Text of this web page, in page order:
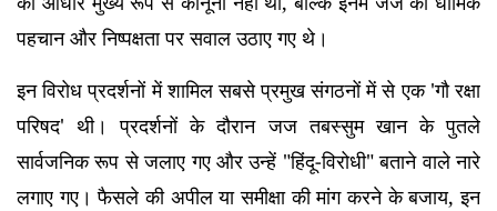
पहचान और निष्पक्षता पर सवाल उठाए गए थे।
इन विरोध प्रदर्शनों में शामिल सबसे प्रमुख संगठनों में से एक 'गौ रक्षा
परिषद' थी। प्रदर्शनों के दौरान जज तबस्सुम खान के पुतले
सार्वजनिक रूप से जलाए गए और उन्हें "हिंदू-विरोधी" बताने वाले नारे
लगाए गए। फैसले की अपील या समीक्षा की मांग करने के बजाय, इन